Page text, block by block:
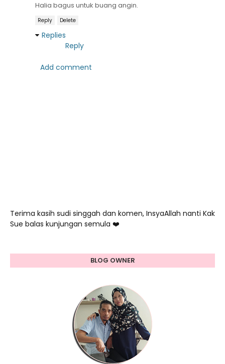
Halia bagus untuk buang angin.
Reply Delete
Replies
Reply
Add comment
Terima kasih sudi singgah dan komen, InsyaAllah nanti Kak
Sue balas kunjungan semula ❤️
BLOG OWNER